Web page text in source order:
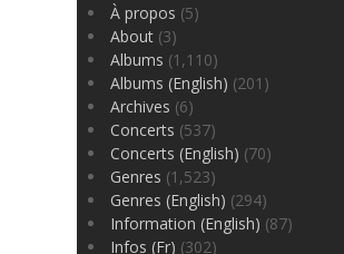
À propos (5)
About (3)
Albums (1,110)
Albums (English) (201)
Archives (6)
Concerts (537)
Concerts (English) (70)
Genres (1,523)
Genres (English) (294)
Information (English) (87)
Infos (Fr) (302)